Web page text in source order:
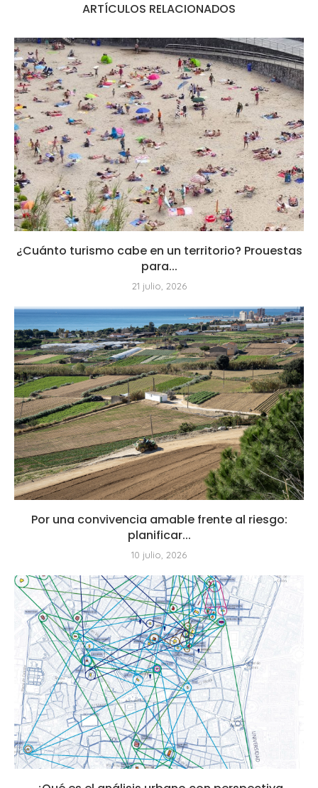
ARTÍCULOS RELACIONADOS
¿Cuánto turismo cabe en un territorio? Prouestas
para...
21 julio, 2026
Por una convivencia amable frente al riesgo:
planificar...
10 julio, 2026